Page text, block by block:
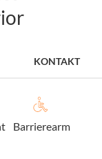
KONTAKT
Barrierearm